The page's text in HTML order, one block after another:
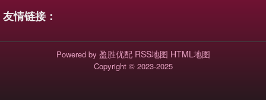
友情链接：
Powered by 盈胜优配 RSS地图 HTML地图
Copyright © 2023-2025